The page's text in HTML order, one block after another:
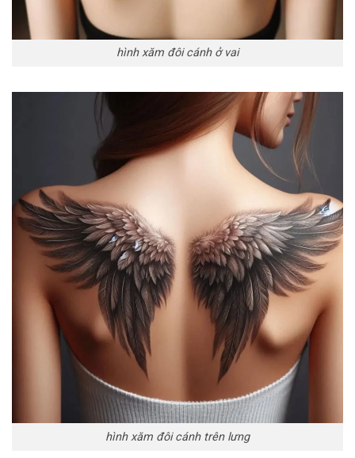
hình xăm đôi cánh ở vai
hình xăm đôi cánh trên lưng